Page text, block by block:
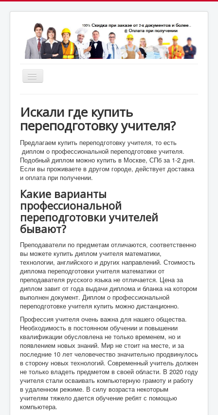
Включить/
Искали где купить
переподготовку учителя?
Предлагаем купить переподготовку учителя, то есть
диплом о профессиональной переподготовке учителя.
Подобный диплом можно купить в Москве, СПб за 1-2 дня.
Если вы проживаете в другом городе, действует доставка
и оплата при получении.
Какие варианты
профессиональной
переподготовки учителей
бывают?
Преподаватели по предметам отличаются, соответственно
вы можете купить диплом учителя математики,
технологии, английского и других направлений. Стоимость
диплома переподготовки учителя математики от
преподавателя русского языка не отличается. Цена за
диплом завит от года выдачи диплома и бланка на котором
выполнен документ. Диплом о профессиональной
переподготовке учителя купить можно дистанционно.
Профессия учителя очень важна для нашего общества.
Необходимость в постоянном обучении и повышении
квалификации обусловлена не только временем, но и
появлением новых знаний. Мир не стоит на месте, и за
последние 10 лет человечество значительно продвинулось
в сторону новых технологий. Современный учитель должен
не только владеть предметом в своей области. В 2020 году
учителя стали осваивать компьютерную грамоту и работу
в удаленном режиме. В силу возраста некоторым
учителям тяжело дается обучение ребят с помощью
компьютера.